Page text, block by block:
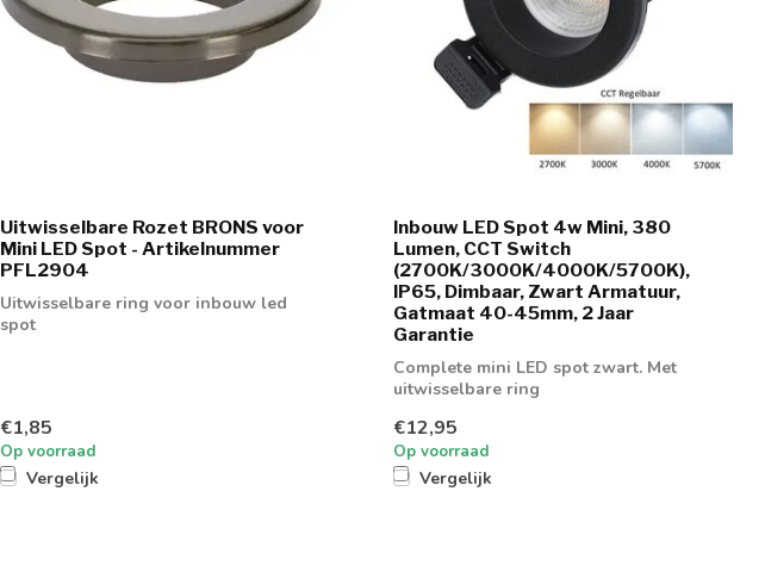
Uitwisselbare Rozet BRONS voor
Mini LED Spot - Artikelnummer
PFL2904
Uitwisselbare ring voor inbouw led
spot
€1,85
Op voorraad
Vergelijk
Inbouw LED Spot 4w Mini, 380
Lumen, CCT Switch
(2700K/3000K/4000K/5700K),
IP65, Dimbaar, Zwart Armatuur,
Gatmaat 40-45mm, 2 Jaar
Garantie
Complete mini LED spot zwart. Met
uitwisselbare ring
€12,95
Op voorraad
Vergelijk